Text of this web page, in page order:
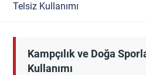
Telsiz Kullanımı
Kampçılık ve Doğa
Kullanımı